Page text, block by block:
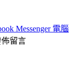
Messenger 電腦
佈留言